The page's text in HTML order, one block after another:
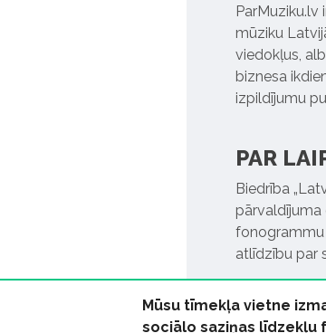
mūziku
viedokļus,
biznesa
izpildījumu
PAR
Biedrība
pārvaldījuma
fonogrammu
atlīdzību par
Mūsu tīmekļa vietne
sociālo saziņas līdzekļu